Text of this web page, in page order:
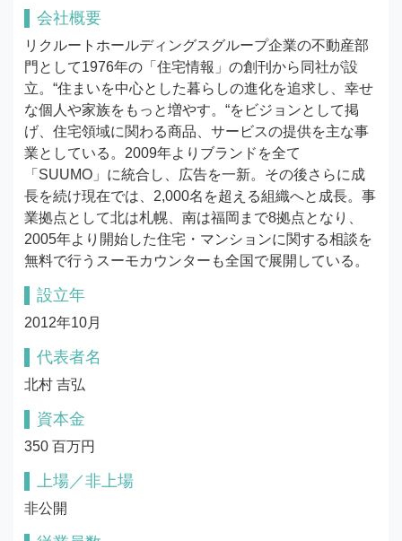
会社概要
リクルートホールディングスグループ企業の不動産部
門として1976年の「住宅情報」の創刊から同社が設
立。“住まいを中心とした暮らしの進化を追求し、幸せ
な個人や家族をもっと増やす。“をビジョンとして掲
げ、住宅領域に関わる商品、サービスの提供を主な事
業としている。2009年よりブランドを全て
「SUUMO」に統合し、広告を一新。その後さらに成
長を続け現在では、2,000名を超える組織へと成長。事
業拠点として北は札幌、南は福岡まで8拠点となり、
2005年より開始した住宅・マンションに関する相談を
無料で行うスーモカウンターも全国で展開している。
設立年
2012年10月
代表者名
北村 吉弘
資本金
350 百万円
上場／非上場
非公開